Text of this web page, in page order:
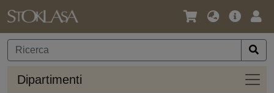
Lingua
Valuta
Offerta
Dipartimenti